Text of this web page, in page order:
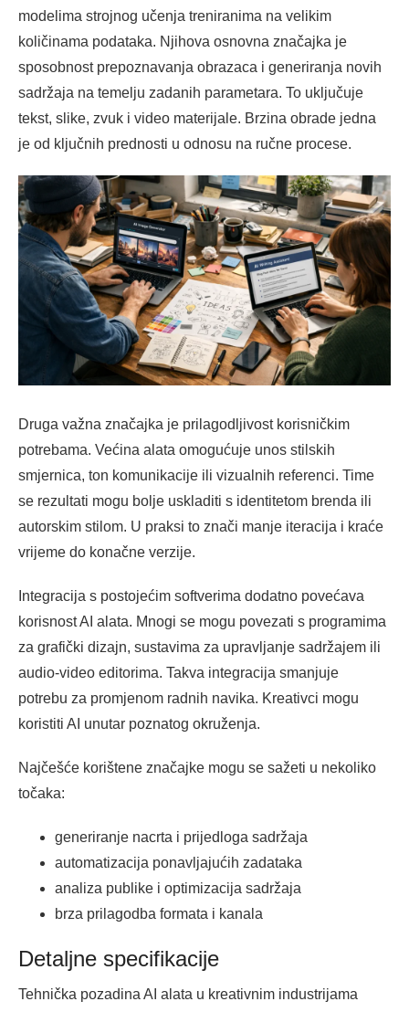
modelima strojnog učenja treniranima na velikim
količinama podataka. Njihova osnovna značajka je
sposobnost prepoznavanja obrazaca i generiranja novih
sadržaja na temelju zadanih parametara. To uključuje
tekst, slike, zvuk i video materijale. Brzina obrade jedna
je od ključnih prednosti u odnosu na ručne procese.
Druga važna značajka je prilagodljivost korisničkim
potrebama. Većina alata omogućuje unos stilskih
smjernica, ton komunikacije ili vizualnih referenci. Time
se rezultati mogu bolje uskladiti s identitetom brenda ili
autorskim stilom. U praksi to znači manje iteracija i kraće
vrijeme do konačne verzije.
Integracija s postojećim softverima dodatno povećava
korisnost AI alata. Mnogi se mogu povezati s programima
za grafički dizajn, sustavima za upravljanje sadržajem ili
audio-video editorima. Takva integracija smanjuje
potrebu za promjenom radnih navika. Kreativci mogu
koristiti AI unutar poznatog okruženja.
Najčešće korištene značajke mogu se sažeti u nekoliko
točaka:
generiranje nacrta i prijedloga sadržaja
automatizacija ponavljajućih zadataka
analiza publike i optimizacija sadržaja
brza prilagodba formata i kanala
Detaljne specifikacije
Tehnička pozadina AI alata u kreativnim industrijama